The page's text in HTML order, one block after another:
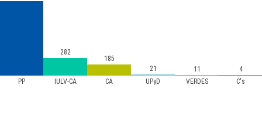
PP IULV-CA CA UPyD VERDES C's
282
185
21
11 4